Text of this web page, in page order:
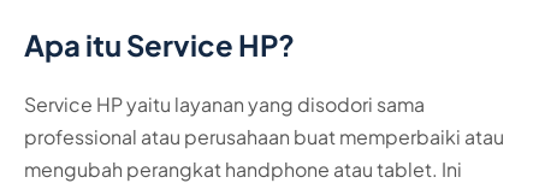
Apa itu Service HP?
Service HP yaitu layanan yang disodori sama
professional atau perusahaan buat memperbaiki atau
mengubah perangkat handphone atau tablet. Ini